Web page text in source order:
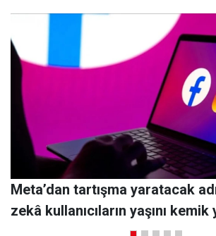
Meta’dan tartışma yaratacak
zekâ kullanıcıların yaşını kemik